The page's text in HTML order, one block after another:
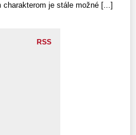
charakterom je stále možné [...]
RSS